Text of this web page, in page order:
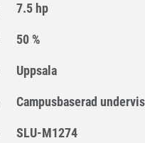
7.5 hp
50 %
Uppsala
Campusbaserad
SLU-M1274